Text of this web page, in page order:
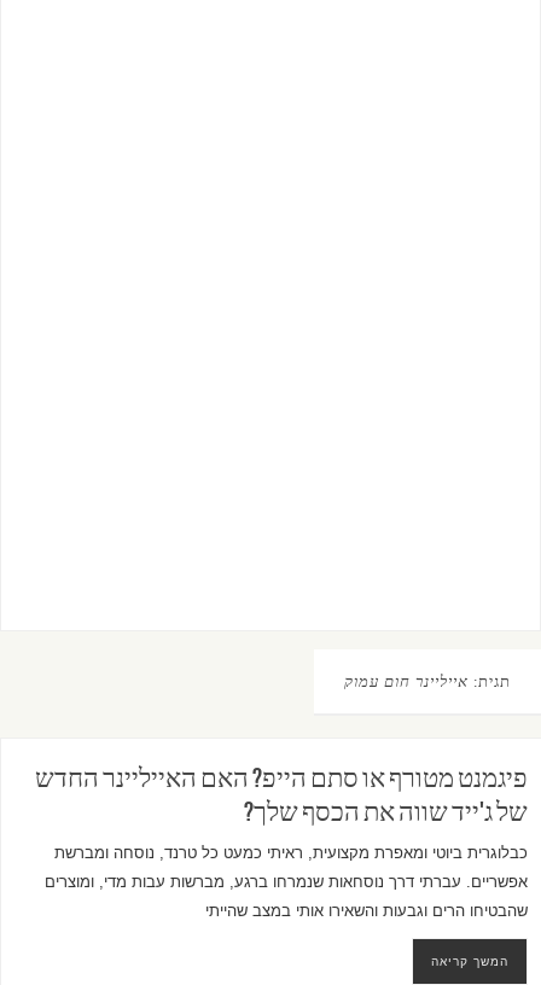
תגית: אייליינר חום עמוק
פיגמנט מטורף או סתם הייפ? האם האייליינר החדש
של ג'ייד שווה את הכסף שלך?
כבלוגרית ביוטי ומאפרת מקצועית, ראיתי כמעט כל טרנד, נוסחה ומברשת
אפשריים. עברתי דרך נוסחאות שנמרחו ברגע, מברשות עבות מדי, ומוצרים
שהבטיחו הרים וגבעות והשאירו אותי במצב שהייתי
המשך קריאה